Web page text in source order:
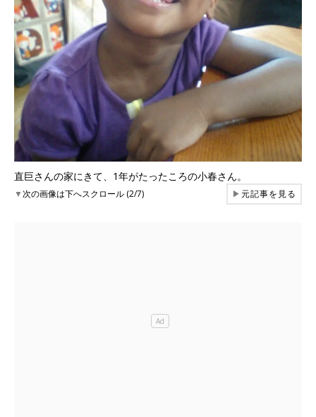
直巨さんの家にきて、1年がたったころの小春さん。
▼次の画像は下へスクロール (2/7) ▶元記事を見る